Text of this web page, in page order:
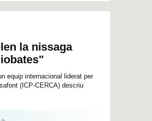
la nissaga
equip internacional liderat per
(ICP-CERCA) descriu